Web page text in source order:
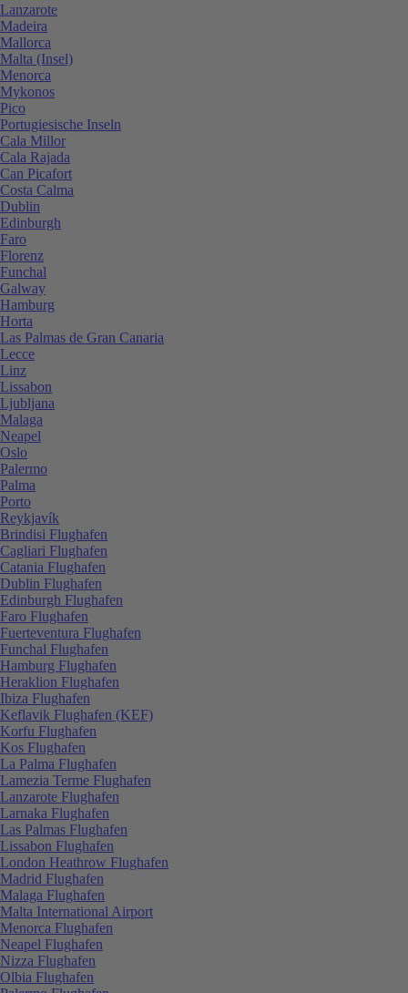
Lanzarote
Madeira
Mallorca
Malta (Insel)
Menorca
Mykonos
Pico
Portugiesische Inseln
Cala Millor
Cala Rajada
Can Picafort
Costa Calma
Dublin
Edinburgh
Faro
Florenz
Funchal
Galway
Hamburg
Horta
Las Palmas de Gran Canaria
Lecce
Linz
Lissabon
Ljubljana
Malaga
Neapel
Oslo
Palermo
Palma
Porto
Reykjavík
Brindisi Flughafen
Cagliari Flughafen
Catania Flughafen
Dublin Flughafen
Edinburgh Flughafen
Faro Flughafen
Fuerteventura Flughafen
Funchal Flughafen
Hamburg Flughafen
Heraklion Flughafen
Ibiza Flughafen
Keflavik Flughafen (KEF)
Korfu Flughafen
Kos Flughafen
La Palma Flughafen
Lamezia Terme Flughafen
Lanzarote Flughafen
Larnaka Flughafen
Las Palmas Flughafen
Lissabon Flughafen
London Heathrow Flughafen
Madrid Flughafen
Malaga Flughafen
Malta International Airport
Menorca Flughafen
Neapel Flughafen
Nizza Flughafen
Olbia Flughafen